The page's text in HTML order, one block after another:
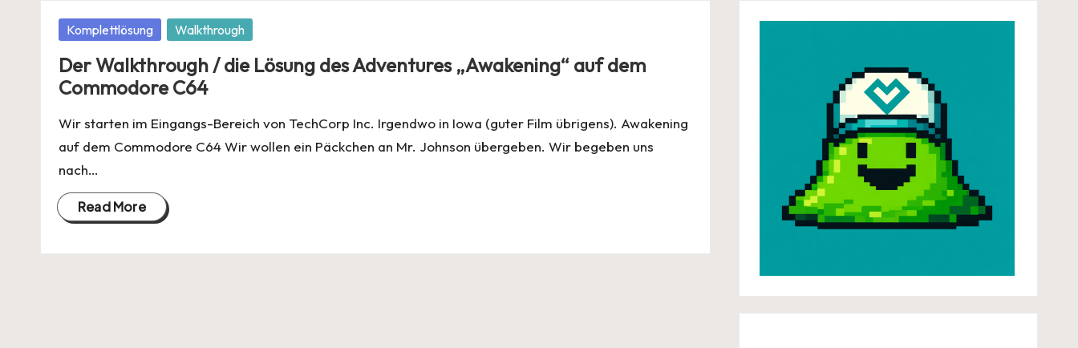
Posted
Komplettlösung Walkthrough
Der Walkthrough / die Lösung des Adventures „Awakening“ auf dem
Commodore C64
Wir starten im Eingangs-Bereich von TechCorp Inc. Irgendwo in Iowa (guter Film übrigens). Awakening
auf dem Commodore C64 Wir wollen ein Päckchen an Mr. Johnson übergeben. Wir begeben uns
nach…
Read More